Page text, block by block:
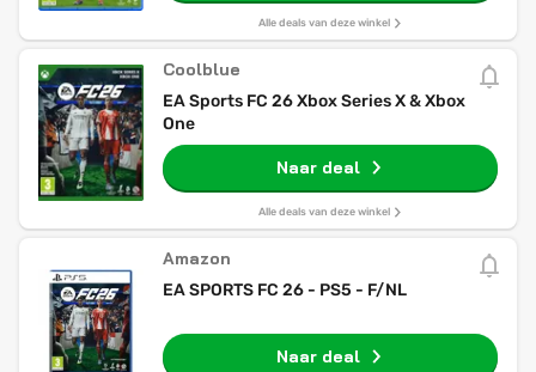
Alle deals van deze winkel
Coolblue
EA Sports FC 26 Xbox Series X & Xbox
One
Naar deal
Alle deals van deze winkel
Amazon
EA SPORTS FC 26 - PS5 - F/NL
Naar deal